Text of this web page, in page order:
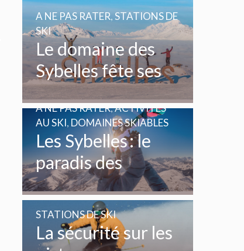
Le domaine des
Sybelles fête ses
20 ans
A NE PAS RATER,STATIONS DE
SKI
Les Sybelles : le
paradis des
enfants et des
amoureux de la
glisse
A NE PAS RATER,ACTIVITÉS
AU SKI, DOMAINES SKIABLES
La sécurité sur les
STATIONS DE SKI